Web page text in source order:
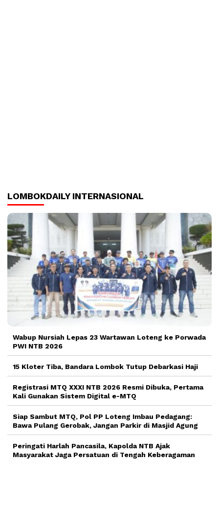
LOMBOKDAILY INTERNASIONAL
Wabup Nursiah Lepas 23 Wartawan Loteng ke Porwada
PWI NTB 2026
15 Kloter Tiba, Bandara Lombok Tutup Debarkasi Haji
Registrasi MTQ XXXI NTB 2026 Resmi Dibuka, Pertama
Kali Gunakan Sistem Digital e-MTQ
Siap Sambut MTQ, Pol PP Loteng Imbau Pedagang:
Bawa Pulang Gerobak, Jangan Parkir di Masjid Agung
Peringati Harlah Pancasila, Kapolda NTB Ajak
Masyarakat Jaga Persatuan di Tengah Keberagaman